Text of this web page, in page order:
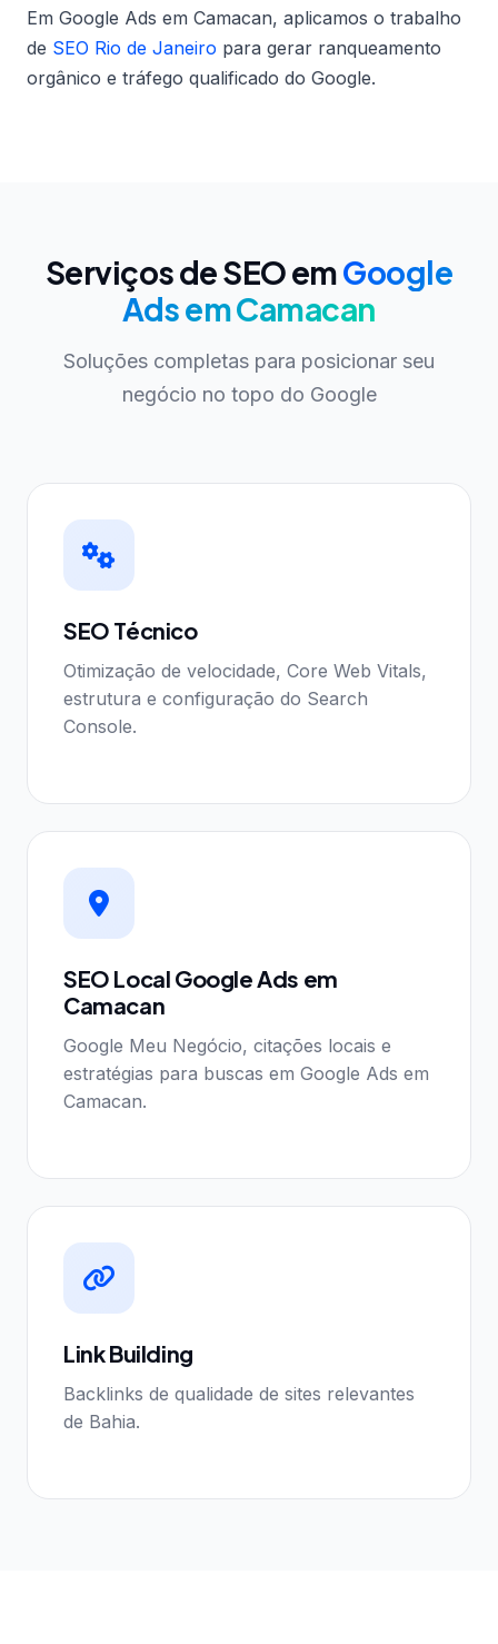
Em Google Ads em Camacan, aplicamos o trabalho
de SEO Rio de Janeiro para gerar ranqueamento
orgânico e tráfego qualificado do Google.
Serviços de SEO emGoogle
Ads em Camacan
Soluções completas para posicionar seu
negócio no topo do Google
SEO Técnico
Otimização de velocidade, Core Web Vitals,
estrutura e configuração do Search
Console.
SEO Local Google Ads em
Camacan
Google Meu Negócio, citações locais e
estratégias para buscas em Google Ads em
Camacan.
Link Building
Backlinks de qualidade de sites relevantes
de Bahia.